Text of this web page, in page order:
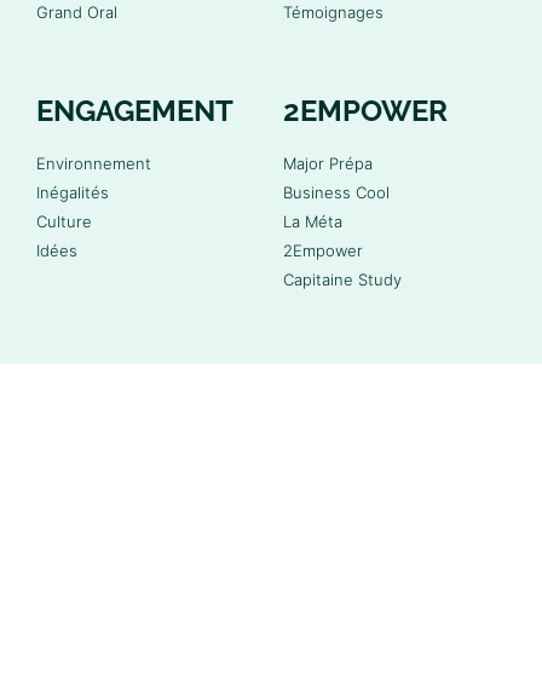
Grand Oral
Témoignages
ENGAGEMENT
Environnement
Inégalités
Culture
Idées
2EMPOWER
Major Prépa
Business Cool
La Méta
2Empower
Capitaine Study